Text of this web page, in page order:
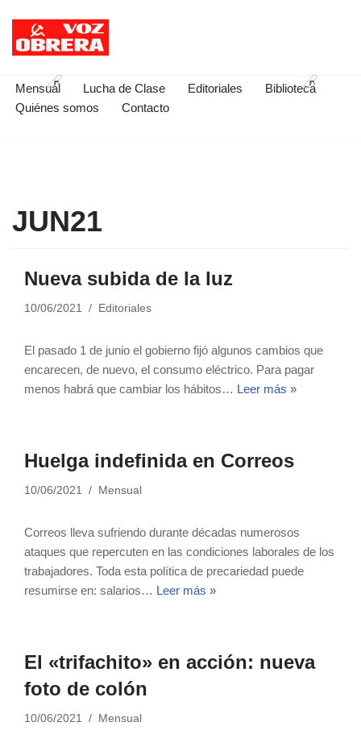
Saltar
contenido
Mensual Lucha de Clase Editoriales
Biblioteca
Quiénes somos
Contacto
JUN21
Nueva subida de la luz
10/06/2021 Editoriales
El pasado 1 de junio el gobierno fijó algunos cambios que
encarecen, de nuevo, el consumo eléctrico. Para pagar
menos habrá que cambiar los hábitos… Leer más »
Huelga indefinida en Correos
10/06/2021 Mensual
Correos lleva sufriendo durante décadas numerosos
ataques que repercuten en las condiciones laborales de los
trabajadores. Toda esta política de precariedad puede
resumirse en: salarios… Leer más »
El «trifachito» en acción: nueva
foto de colón
10/06/2021 Mensual